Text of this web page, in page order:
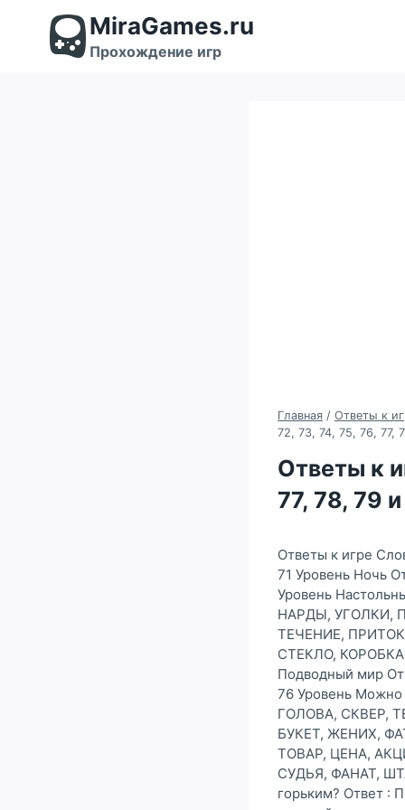
содержимому
MiraGames.ru
Прохождение игр
Главная / Ответы к
72, 73, 74, 75, 76, 77,
Ответы к
77, 78, 79
Ответы к игре
71 Уровень Ночь
Уровень
НАРДЫ, УГОЛКИ,
ТЕЧЕНИЕ,
СТЕКЛО,
Подводный мир
76 Уровень
ГОЛОВА, СКВЕР,
БУКЕТ, ЖЕНИХ,
ТОВАР, ЦЕНА,
СУДЬЯ, ФАНАТ,
горьким? Ответ